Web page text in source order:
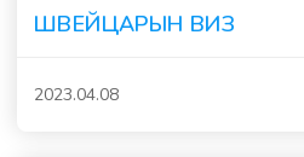
ШВЕЙЦАРЫН ВИЗ
2023.04.08